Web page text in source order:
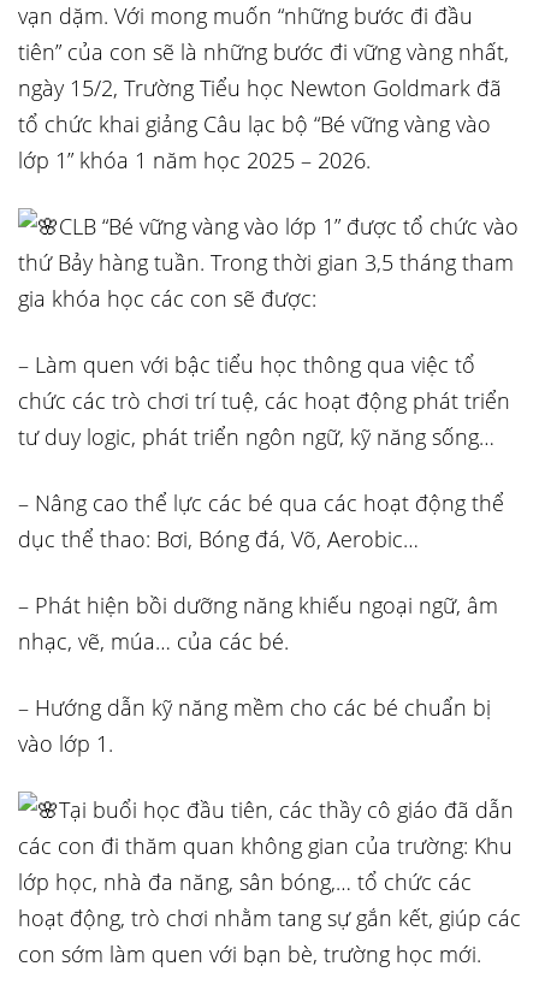
vạn dặm. Với mong muốn “những bước đi đầu
tiên” của con sẽ là những bước đi vững vàng nhất,
ngày 15/2, Trường Tiểu học Newton Goldmark đã
tổ chức khai giảng Câu lạc bộ “Bé vững vàng vào
lớp 1” khóa 1 năm học 2025 – 2026.
CLB “Bé vững vàng vào lớp 1” được tổ chức vào
thứ Bảy hàng tuần. Trong thời gian 3,5 tháng tham
gia khóa học các con sẽ được:
– Làm quen với bậc tiểu học thông qua việc tổ
chức các trò chơi trí tuệ, các hoạt động phát triển
tư duy logic, phát triển ngôn ngữ, kỹ năng sống…
– Nâng cao thể lực các bé qua các hoạt động thể
dục thể thao: Bơi, Bóng đá, Võ, Aerobic…
– Phát hiện bồi dưỡng năng khiếu ngoại ngữ, âm
nhạc, vẽ, múa… của các bé.
– Hướng dẫn kỹ năng mềm cho các bé chuẩn bị
vào lớp 1.
Tại buổi học đầu tiên, các thầy cô giáo đã dẫn
các con đi thăm quan không gian của trường: Khu
lớp học, nhà đa năng, sân bóng,… tổ chức các
hoạt động, trò chơi nhằm tang sự gắn kết, giúp các
con sớm làm quen với bạn bè, trường học mới.